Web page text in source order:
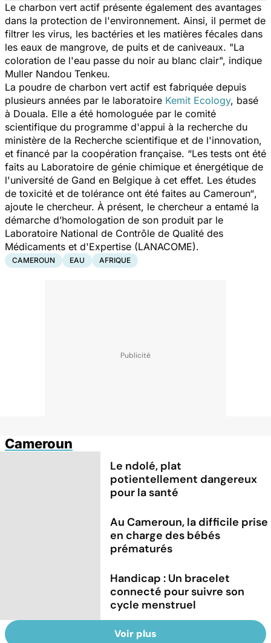
Le charbon vert actif présente également des avantages
dans la protection de l'environnement. Ainsi, il permet de
filtrer les virus, les bactéries et les matières fécales dans
les eaux de mangrove, de puits et de caniveaux. "La
coloration de l'eau passe du noir au blanc clair", indique
Muller Nandou Tenkeu.
La poudre de charbon vert actif est fabriquée depuis
plusieurs années par le laboratoire Kemit Ecology, basé
à Douala. Elle a été homologuée par le comité
scientifique du programme d'appui à la recherche du
ministère de la Recherche scientifique et de l'innovation,
et financé par la coopération française. “Les tests ont été
faits au Laboratoire de génie chimique et énergétique de
l'université de Gand en Belgique à cet effet. Les études
de toxicité et de tolérance ont été faites au Cameroun“,
ajoute le chercheur. À présent, le chercheur a entamé la
démarche d’homologation de son produit par le
Laboratoire National de Contrôle de Qualité des
Médicaments et d'Expertise (LANACOME).
CAMEROUN EAU AFRIQUE
Cameroun
Le ndolé, plat
potientellement dangereux
pour la santé
Au Cameroun, la difficile prise
en charge des bébés
prématurés
Handicap : Un bracelet
connecté pour suivre son
cycle menstruel
Voir plus